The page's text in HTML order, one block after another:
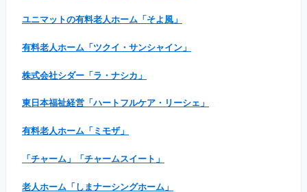
ユニマットの有料老人ホーム「そよ風」
有料老人ホーム「ツクイ・サンシャイン」
株式会社シダー「ラ・ナシカ」
東日本福祉経営「ハートフルケア・リーシェ」
有料老人ホーム「ミモザ」
「チャーム」「チャームスイート」
老人ホーム「しまナーシングホーム」